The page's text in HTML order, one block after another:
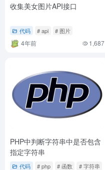
收集美女图片API接口
代码 # api # 图片
4年前 1,687
PHP中判断字符串中是否包含
指定字符串
代码 # php # 函数 # 字符串